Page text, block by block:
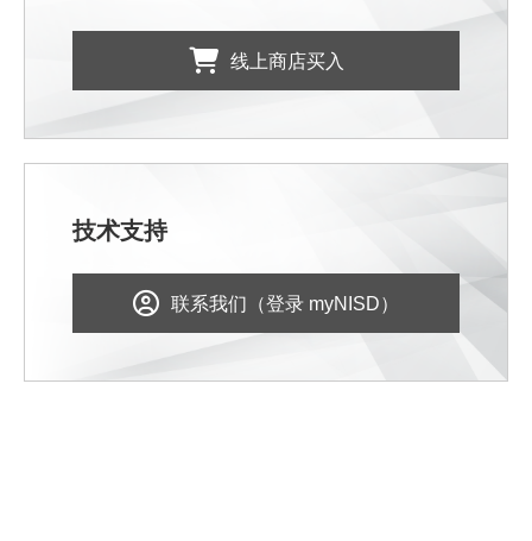
线上商店买入
技术支持
联系我们（登录 myNISD）